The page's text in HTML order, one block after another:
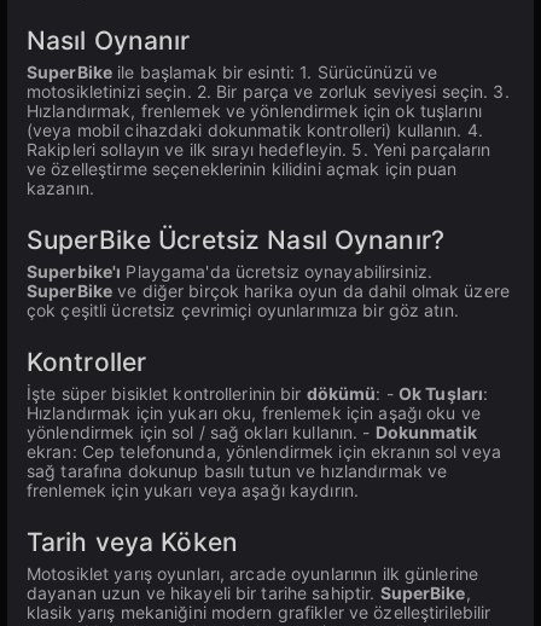
Nasıl Oynanır
SuperBike ile başlamak bir esinti: 1. Sürücünüzü ve
motosikletinizi seçin. 2. Bir parça ve zorluk seviyesi seçin. 3.
Hızlandırmak, frenlemek ve yönlendirmek için ok tuşlarını
(veya mobil cihazdaki dokunmatik kontrolleri) kullanın. 4.
Rakipleri sollayın ve ilk sırayı hedefleyin. 5. Yeni parçaların
ve özelleştirme seçeneklerinin kilidini açmak için puan
kazanın.
SuperBike Ücretsiz Nasıl Oynanır?
Superbike'ı Playgama'da ücretsiz oynayabilirsiniz.
SuperBike ve diğer birçok harika oyun da dahil olmak üzere
çok çeşitli ücretsiz çevrimiçi oyunlarımıza bir göz atın.
Kontroller
İşte süper bisiklet kontrollerinin bir dökümü: - Ok Tuşları:
Hızlandırmak için yukarı oku, frenlemek için aşağı oku ve
yönlendirmek için sol / sağ okları kullanın. - Dokunmatik
ekran: Cep telefonunda, yönlendirmek için ekranın sol veya
sağ tarafına dokunup basılı tutun ve hızlandırmak ve
frenlemek için yukarı veya aşağı kaydırın.
Tarih veya Köken
Motosiklet yarış oyunları, arcade oyunlarının ilk günlerine
dayanan uzun ve hikayeli bir tarihe sahiptir. SuperBike,
klasik yarış mekaniğini modern grafikler ve özelleştirilebilir